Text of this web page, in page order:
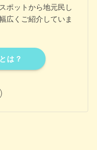
ポットから地元民し
広くご紹介していま
は？